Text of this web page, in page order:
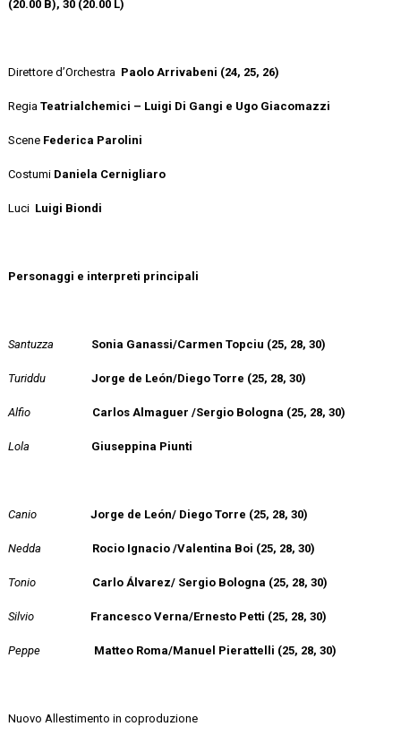
(20.00 B), 30 (20.00 L)
Direttore d’Orchestra Paolo Arrivabeni (24, 25, 26)
RegiaTeatrialchemici – Luigi Di Gangi e Ugo Giacomazzi
Scene Federica Parolini
Costumi Daniela Cernigliaro
Luci Luigi Biondi
Personaggi e interpreti principali
Santuzza Sonia Ganassi/Carmen Topciu (25, 28, 30)
Turiddu Jorge de León/Diego Torre (25, 28, 30)
Alfio Carlos Almaguer /Sergio Bologna (25, 28, 30)
Lola Giuseppina Piunti
Canio Jorge de León/ Diego Torre (25, 28, 30)
Nedda Rocio Ignacio /Valentina Boi (25, 28, 30)
Tonio Carlo Álvarez/ Sergio Bologna (25, 28, 30)
Silvio Francesco Verna/Ernesto Petti (25, 28, 30)
Peppe Matteo Roma/Manuel Pierattelli (25, 28, 30)
Nuovo Allestimento in coproduzione